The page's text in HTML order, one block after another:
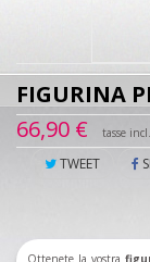
FIGURINA
66,90 €
tasse incl.
TWEET